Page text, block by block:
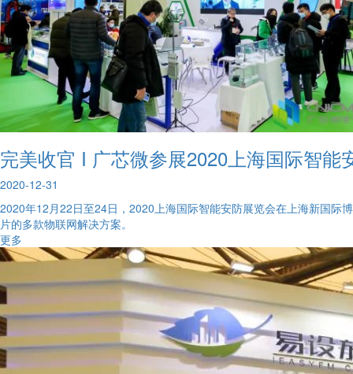
完美收官 I 广芯微参展2020上海国际智能
2020-12-31
2020年12月22日至24日，2020上海国际智能安防展览会在上海新国际
片的多款物联网解决方案。
更多